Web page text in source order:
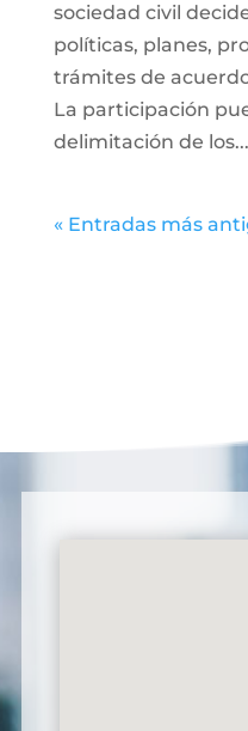
sociedad civil
políticas, planes,
trámites de
La participación
delimitación de los...
« Entradas más